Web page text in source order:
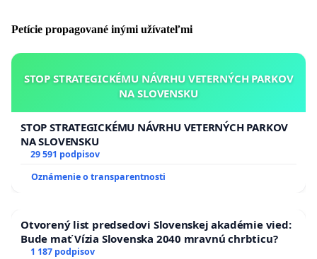
Petície propagované inými užívateľmi
STOP STRATEGICKÉMU NÁVRHU VETERNÝCH PARKOV
NA SLOVENSKU
STOP STRATEGICKÉMU NÁVRHU VETERNÝCH PARKOV
NA SLOVENSKU
29 591 podpisov
Oznámenie o transparentnosti
Otvorený list predsedovi Slovenskej akadémie vied:
Bude mať Vízia Slovenska 2040 mravnú chrbticu?
1 187 podpisov